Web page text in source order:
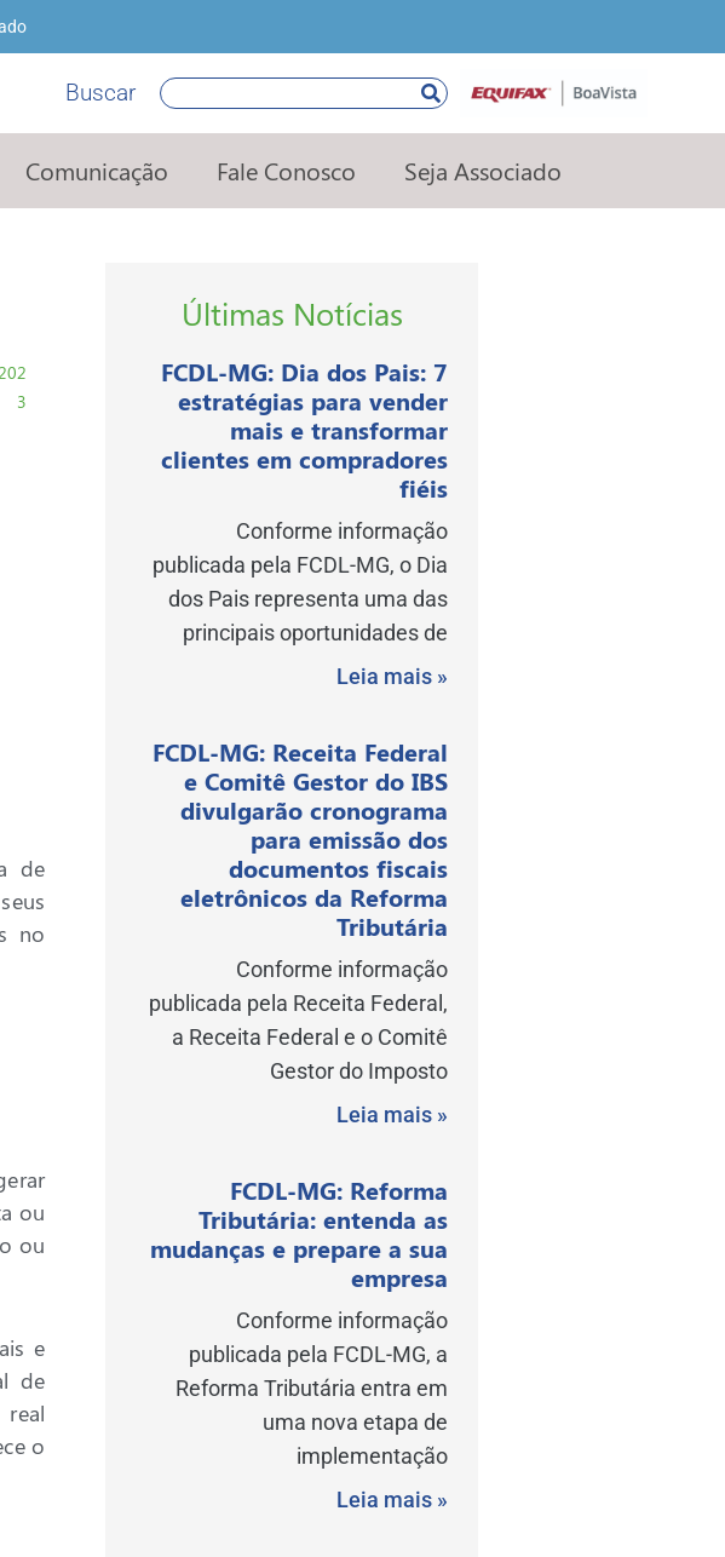
Buscar Pesquisar
Comunicação Fale Conosco Seja Associado
3
de
no
ou
ou
e
de
o
Últimas Notícias
FCDL-MG: Dia dos Pais: 7
estratégias para vender
mais e transformar
clientes em compradores
fiéis
Conforme informação
publicada pela FCDL-MG, o Dia
dos Pais representa uma das
principais oportunidades de
Leia mais »
FCDL-MG: Receita Federal
e Comitê Gestor do IBS
divulgarão cronograma
para emissão dos
documentos fiscais
eletrônicos da Reforma
Tributária
Conforme informação
publicada pela Receita Federal,
a Receita Federal e o Comitê
Gestor do Imposto
Leia mais »
FCDL-MG: Reforma
Tributária: entenda as
mudanças e prepare a sua
empresa
Conforme informação
publicada pela FCDL-MG, a
Reforma Tributária entra em
uma nova etapa de
implementação
Leia mais »